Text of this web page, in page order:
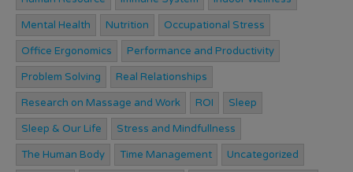
Mental Health Nutrition Occupational Stress
Office Ergonomics Performance and Productivity
Problem Solving Real Relationships
Research on Massage and Work ROI Sleep
Sleep & Our Life Stress and Mindfullness
The Human Body Time Management Uncategorized